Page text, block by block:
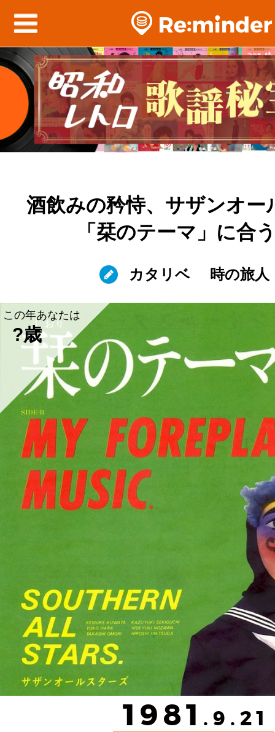
酒飲みの矜恃、サザンオー
「栞のテーマ」に合
カタリベ 時の旅人
この年あなたは
?歳
1981 .9.21